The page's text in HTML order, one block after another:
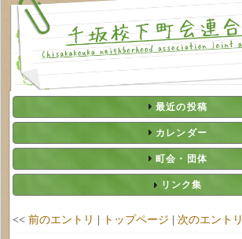
最近の投稿
カレンダー
町会・団体
リンク集
<< 前のエントリ | トップページ | 次のエントリ